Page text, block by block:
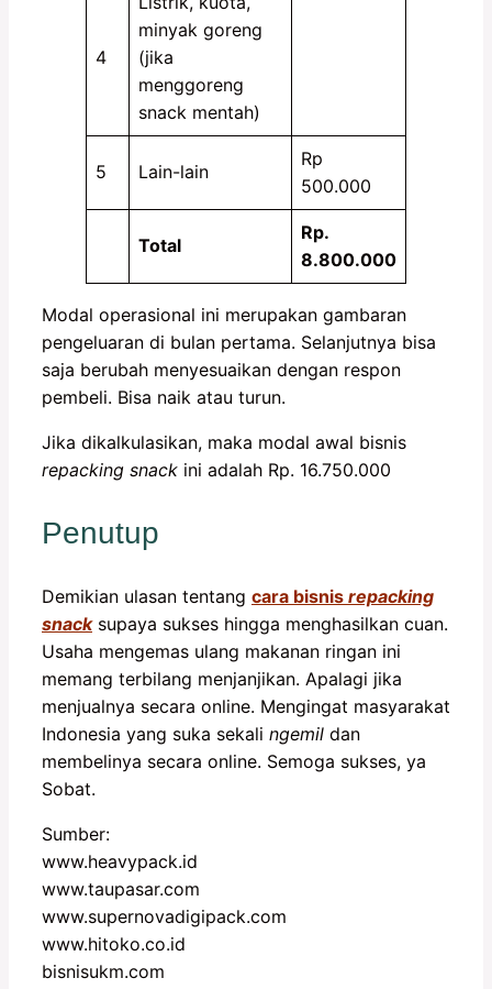
4
minyak goreng
(jika
menggoreng
snack mentah)
5 Lain-lain
Rp
500.000
Total
Rp.
8.800.000
Modal operasional ini merupakan gambaran
pengeluaran di bulan pertama. Selanjutnya bisa
saja berubah menyesuaikan dengan respon
pembeli. Bisa naik atau turun.
Jika dikalkulasikan, maka modal awal bisnis
repacking snack ini adalah Rp. 16.750.000
Penutup
Demikian ulasan tentang cara bisnis repacking
snacksupaya sukses hingga menghasilkan cuan.
Usaha mengemas ulang makanan ringan ini
memang terbilang menjanjikan. Apalagi jika
menjualnya secara online. Mengingat masyarakat
Indonesia yang suka sekali ngemil dan
membelinya secara online. Semoga sukses, ya
Sobat.
Sumber:
www.heavypack.id
www.taupasar.com
www.supernovadigipack.com
www.hitoko.co.id
bisnisukm.com